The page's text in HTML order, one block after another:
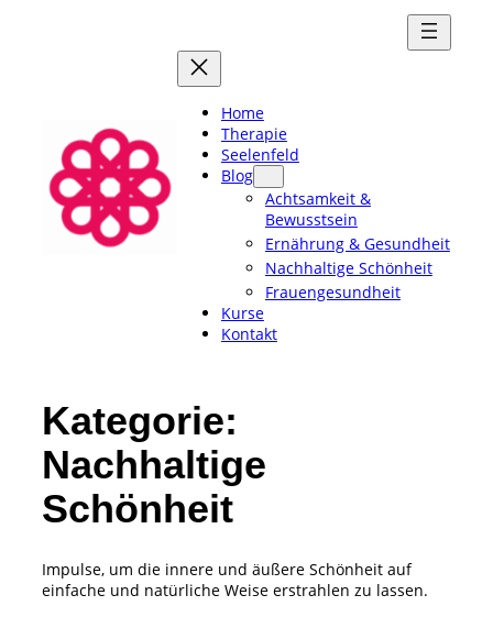
Home
Therapie
Seelenfeld
Blog
Achtsamkeit &
Bewusstsein
Ernährung & Gesundheit
Nachhaltige Schönheit
Frauengesundheit
Kurse
Kontakt
Kategorie:
Nachhaltige
Schönheit
Impulse, um die innere und äußere Schönheit auf
einfache und natürliche Weise erstrahlen zu lassen.